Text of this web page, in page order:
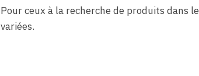
Pour ceux à la recherche de produits dans
variées.